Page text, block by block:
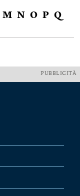
M N O P Q
PUBBLICITÀ